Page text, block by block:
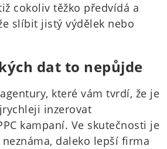
cokoliv těžko předvídá a
slíbit jistý výdělek nebo
dat to nepůjde
které vám tvrdí, že je
inzerovat
kampaní. Ve skutečnosti je
daleko lepší firma